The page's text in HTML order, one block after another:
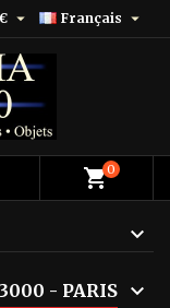
Français 

shopping_cart0
- PARIS